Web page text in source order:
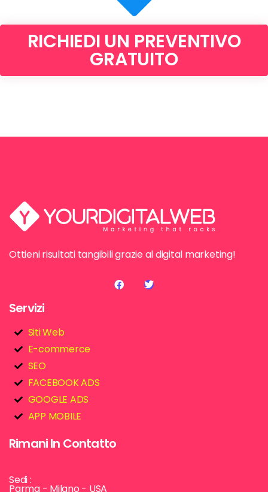
RICHIEDI UN PREVENTIVO
GRATUITO
Ottieni risultati tangibili grazie al digital marketing!
Servizi
Siti Web
E-commerce
SEO
FACEBOOK ADS
GOOGLE ADS
APP MOBILE
Rimani In Contatto
Sedi :
Parma - Milano - USA